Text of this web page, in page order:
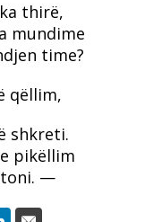
thirë,
mundime
time?
qëllim,
shkreti.
pikëllim
—